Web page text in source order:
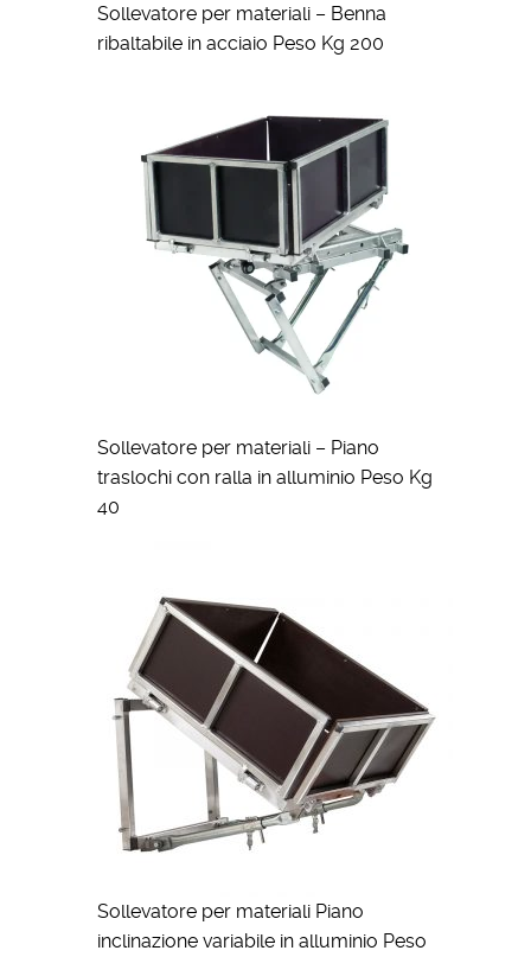
Sollevatore per materiali – Benna
ribaltabile in acciaio Peso Kg 200
Sollevatore per materiali – Piano
traslochi con ralla in alluminio Peso Kg
40
Sollevatore per materiali Piano
inclinazione variabile in alluminio Peso